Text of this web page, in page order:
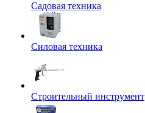
Садовая техника
Силовая техника
Строительный инструмент